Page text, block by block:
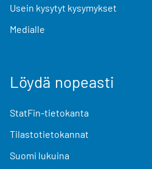
Usein kysytyt kysymykset
Medialle
Löydä nopeasti
StatFin-tietokanta
Tilastotietokannat
Suomi lukuina